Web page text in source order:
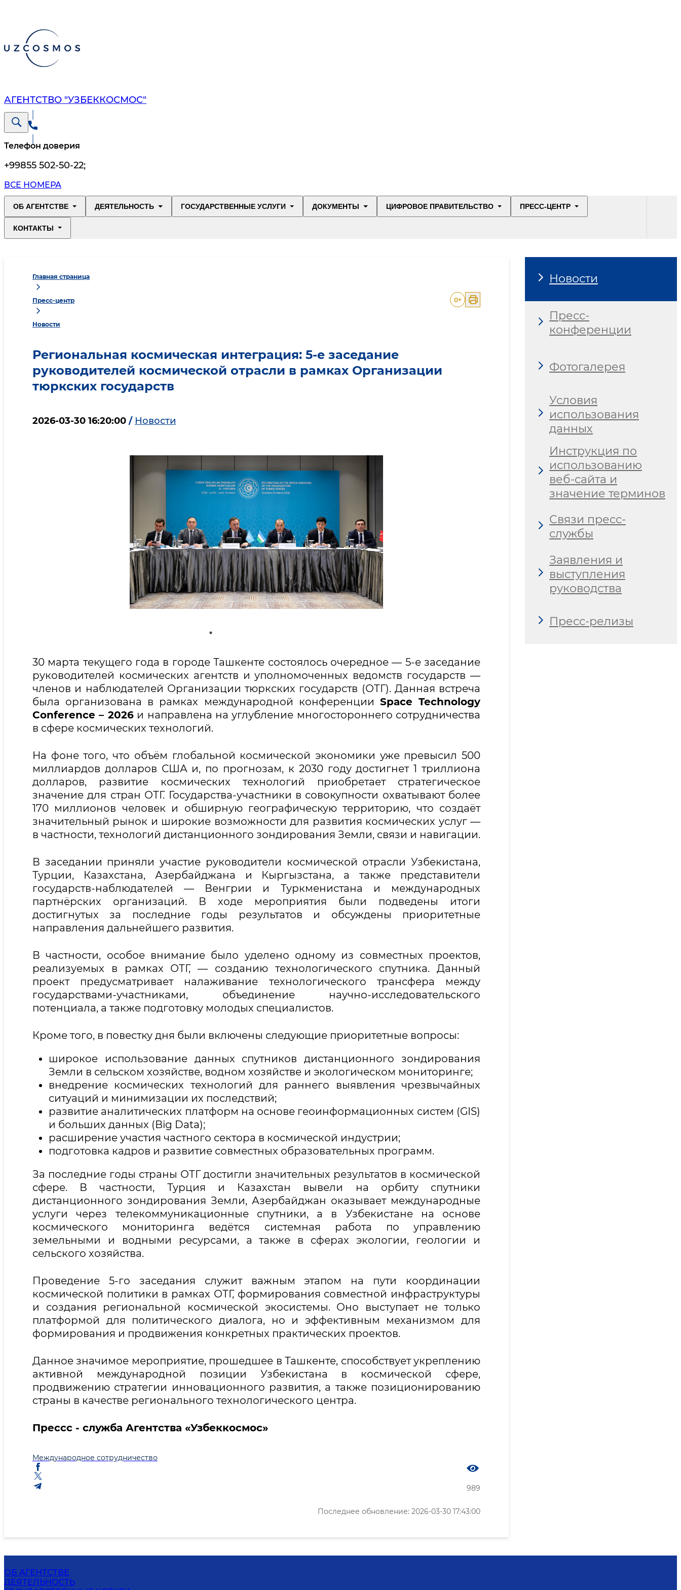
АГЕНТСТВО "УЗБЕККОСМОС"
Телефон доверия
+99855 502-50-22;
ВСЕ НОМЕРА
ОБ АГЕНТСТВЕ ДЕЯТЕЛЬНОСТЬ ГОСУДАРСТВЕННЫЕ УСЛУГИ ДОКУМЕНТЫ ЦИФРОВОЕ ПРАВИТЕЛЬСТВО ПРЕСС-ЦЕНТР
КОНТАКТЫ
Главная страница
Пресс-центр
Новости
0+
Региональная космическая интеграция: 5-е заседание
руководителей космической отрасли в рамках Организации
тюркских государств
2026-03-30 16:20:00 / Новости
30 марта текущего года в городе Ташкенте состоялось очередное — 5-е заседание
руководителей космических агентств и уполномоченных ведомств государств —
членов и наблюдателей Организации тюркских государств (ОТГ). Данная встреча
была организована в рамках международной конференции Space Technology
Conference – 2026и направлена на углубление многостороннего сотрудничества
в сфере космических технологий.
На фоне того, что объём глобальной космической экономики уже превысил 500
миллиардов долларов США и, по прогнозам, к 2030 году достигнет 1 триллиона
долларов, развитие космических технологий приобретает стратегическое
значение для стран ОТГ. Государства-участники в совокупности охватывают более
170 миллионов человек и обширную географическую территорию, что создаёт
значительный рынок и широкие возможности для развития космических услуг —
в частности, технологий дистанционного зондирования Земли, связи и навигации.
В заседании приняли участие руководители космической отрасли Узбекистана,
Турции, Казахстана, Азербайджана и Кыргызстана, а также представители
государств-наблюдателей — Венгрии и Туркменистана и международных
партнёрских организаций. В ходе мероприятия были подведены итоги
достигнутых за последние годы результатов и обсуждены приоритетные
направления дальнейшего развития.
В частности, особое внимание было уделено одному из совместных проектов,
реализуемых в рамках ОТГ, — созданию технологического спутника. Данный
проект предусматривает налаживание технологического трансфера между
государствами-участниками, объединение научно-исследовательского
потенциала, а также подготовку молодых специалистов.
Кроме того, в повестку дня были включены следующие приоритетные вопросы:
широкое использование данных спутников дистанционного зондирования
Земли в сельском хозяйстве, водном хозяйстве и экологическом мониторинге;
внедрение космических технологий для раннего выявления чрезвычайных
ситуаций и минимизации их последствий;
развитие аналитических платформ на основе геоинформационных систем (GIS)
и больших данных (Big Data);
расширение участия частного сектора в космической индустрии;
подготовка кадров и развитие совместных образовательных программ.
За последние годы страны ОТГ достигли значительных результатов в космической
сфере. В частности, Турция и Казахстан вывели на орбиту спутники
дистанционного зондирования Земли, Азербайджан оказывает международные
услуги через телекоммуникационные спутники, а в Узбекистане на основе
космического мониторинга ведётся системная работа по управлению
земельными и водными ресурсами, а также в сферах экологии, геологии и
сельского хозяйства.
Проведение 5-го заседания служит важным этапом на пути координации
космической политики в рамках ОТГ, формирования совместной инфраструктуры
и создания региональной космической экосистемы. Оно выступает не только
платформой для политического диалога, но и эффективным механизмом для
формирования и продвижения конкретных практических проектов.
Данное значимое мероприятие, прошедшее в Ташкенте, способствует укреплению
активной международной позиции Узбекистана в космической сфере,
продвижению стратегии инновационного развития, а также позиционированию
страны в качестве регионального технологического центра.
Прессс - служба Агентства «Узбеккосмос»
Международное сотрудничество
989
Последнее обновление: 2026-03-30 17:43:00
Новости
Пресс-
конференции
Фотогалерея
Условия
использования
данных
Инструкция по
использованию
веб-сайта и
значение терминов
Связи пресс-
службы
Заявления и
выступления
руководства
Пресс-релизы
ОБ АГЕНТСТВЕ
ДЕЯТЕЛЬНОСТЬ